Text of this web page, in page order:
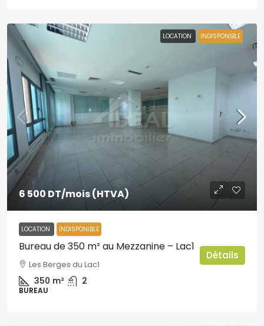
LOCATION INDISPONIBLE
6 500 DT/mois (HTVA)
LOCATION INDISPONIBLE
Bureau de 350 m² au Mezzanine – Lac1
Les Berges du Lac1
350 m² 2
BUREAU
Détails